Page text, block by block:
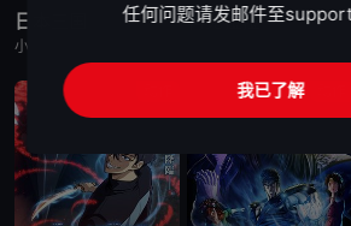
日本三国 再见菈菈
任何问题请发邮件至
我已了解